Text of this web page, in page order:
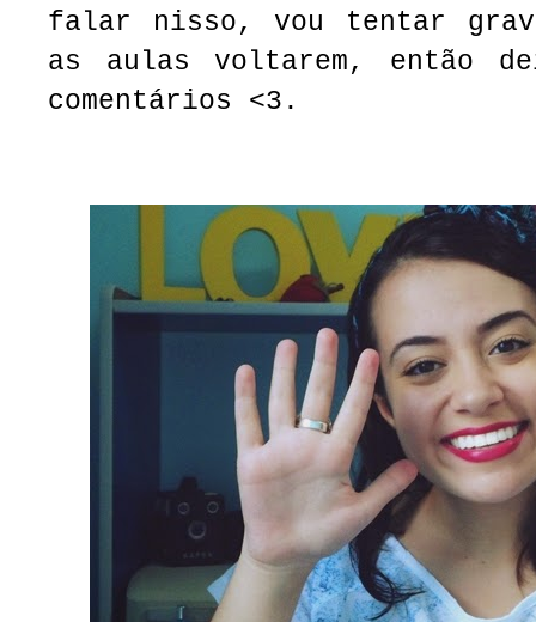
falar nisso, vou tentar
as aulas voltarem, então
comentários <3.